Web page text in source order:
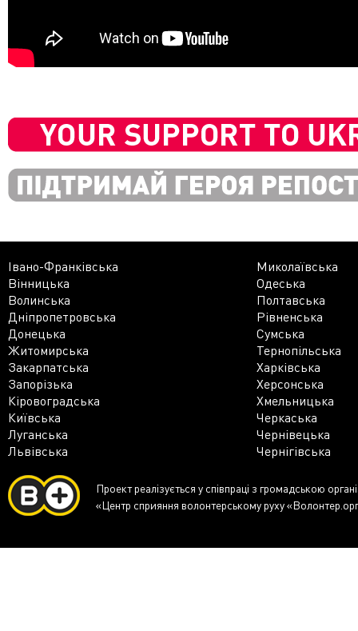
Івано-Франківська
Миколаївська
Вінницька
Одеська
Волинська
Полтавська
Дніпропетровська
Рівненська
Донецька
Сумська
Житомирська
Тернопільська
Закарпатська
Харківська
Запорізька
Херсонська
Кіровоградська
Хмельницька
Київська
Черкаська
Луганська
Чернівецька
Львівська
Чернігівська
Проект реалізується у співпраці з громадською
«Центр сприяння волонтерському руху